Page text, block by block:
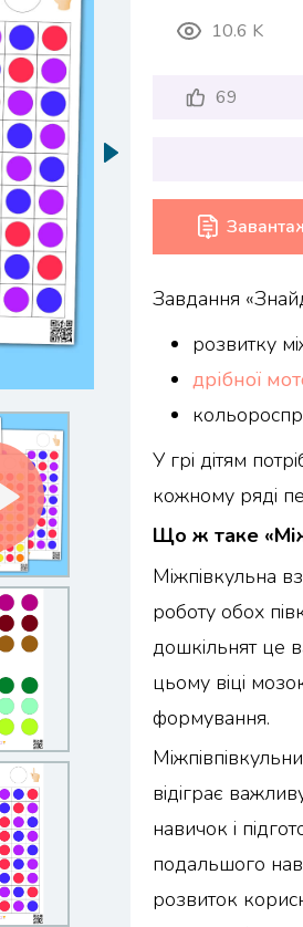
10.6 K
69
Завдання
розвитку
дрібної
У грі дітям
кожному ряді
Що ж таке
Міжпівкульна
роботу обох
дошкільнят це
цьому віці
формування.
відіграє
навичок і
подальшого
розвиток